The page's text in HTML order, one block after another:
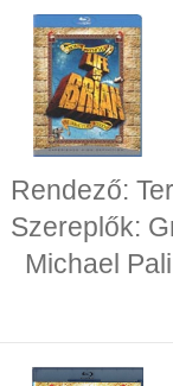
Rendező:
Szereplők:
Michael